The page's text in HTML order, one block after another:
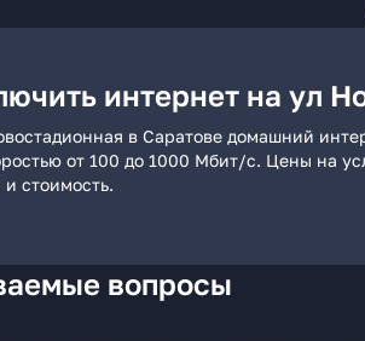
интернет на ул
в Саратове домашний
от 100 до 1000 Мбит/с. Цены на
стоимость.
вопросы